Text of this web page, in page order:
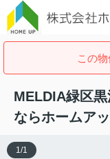
この
MELDIA緑区
ならホームア
1/1